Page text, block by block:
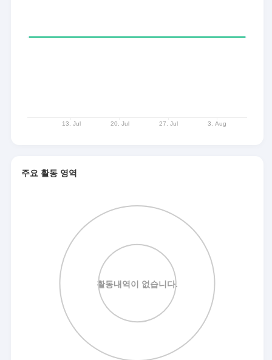
주요 활동 영역